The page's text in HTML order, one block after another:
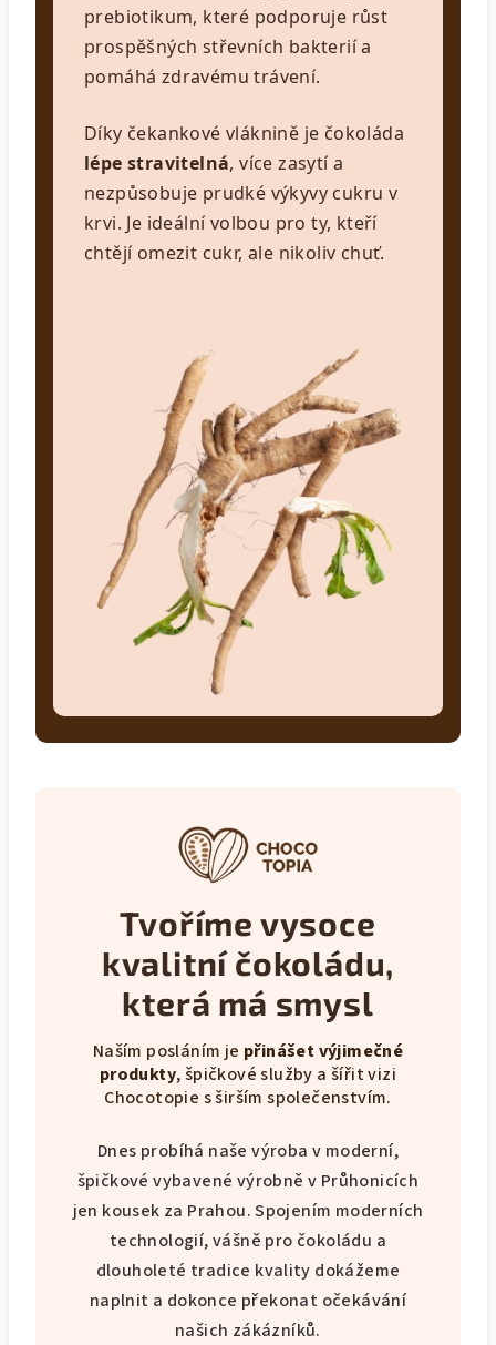
prebiotikum, které podporuje růst
prospěšných střevních bakterií a
pomáhá zdravému trávení.
Díky čekankové vláknině je čokoláda
lépe stravitelná, více zasytí a
nezpůsobuje prudké výkyvy cukru v
krvi. Je ideální volbou pro ty, kteří
chtějí omezit cukr, ale nikoliv chuť.
Tvoříme vysoce
kvalitní čokoládu,
která má smysl
Naším posláním je přinášet výjimečné
produkty, špičkové služby a šířit vizi
Chocotopie s širším společenstvím.
Dnes probíhá naše výroba v moderní,
špičkové vybavené výrobně v Průhonicích
jen kousek za Prahou. Spojením moderních
technologií, vášně pro čokoládu a
dlouholeté tradice kvality dokážeme
naplnit a dokonce překonat očekávání
našich zákázníků.